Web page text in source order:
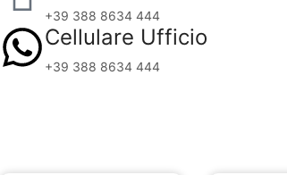
+39 388 8634 444
Cellulare Ufficio
+39 388 8634 444